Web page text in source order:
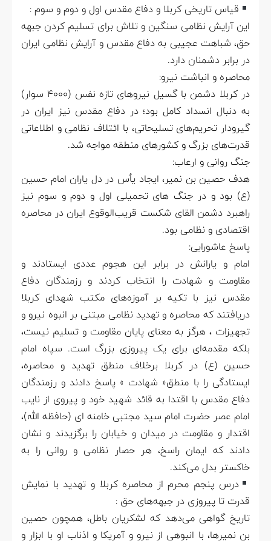
قیاس تاریخی کربلا و دفاع مقدس اول و دوم و سوم :
این آرایش نظامی سنگین و تلاش برای تسلیم کردن جبهه
حق، شباهت عجیبی به دفاع مقدس و آرایش نظامی ایران
در برابر دشمنان دارد.
محاصره و انباشت نیرو:
در کربلا دشمن با گسیل نیروهای تازه نفس (۴۰۰۰ سوار)
به دنبال انسداد کامل بود؛ در دفاع مقدس نیز ایران در
گیرودار تحریم‌های تسلیحاتی، با ائتلاف نظامی و اطلاعاتی
قدرت‌های بزرگ و کشورهای منطقه مواجه شد.
جنگ روانی و ارعاب:
هدف حصین بن نمیر، ایجاد یأس در دل یاران امام حسین
(ع) بود و در جنگ های تحمیلی اول و دوم و سوم نیز
راهبرد دشمن القای شکست قریب‌الوقوع ایران در محاصره‌
اقتصادی و نظامی بود.
پاسخ عاشورایی:
امام و یارانش در برابر این هجوم عددی ایستادند و
مقاومت و شهادت را انتخاب کردند و رزمندگان دفاع
مقدس نیز با تکیه بر آموزه‌های مکتب شهدای کربلا
دریافتند که محاصره و تهدید نظامی مبتنی بر انبوه نیرو و
تجهیزات ، هرگز به معنای پایان مقاومت و تسلیم نیست،
بلکه مقدمه‌ای برای یک پیروزی بزرگ است. سپاه امام
حسین (ع) در کربلا برخلاف منطق تهدید و محاصره،
ایستادگی را با منطق« شهادت » پاسخ دادند و رزمندگان
دفاع مقدس با اقتدا به قائد شهید خود و پیروی از نایب
امام عصر حضرت امام سید مجتبی خامنه ای (حافظه الله)،
اقتدار و مقاومت در میدان و خیابان را برگزیدند و نشان
دادند که ایمان راسخ، هر حصار نظامی و روانی را به
خاکستر بدل می‌کند.
درس پنجم محرم از محاصره‌ کربلا و تهدید با نمایش
قدرت تا پیروزی در جبهه‌های حق :
تاریخ گواهی می‌دهد که لشکریان باطل، همچون حصین
بن نمیرها، با انبوهی از نیرو و آمریکا و اذناب او با ابزار و